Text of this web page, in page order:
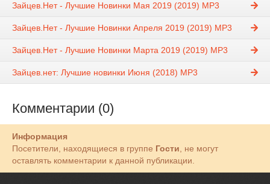
Зайцев.Нет - Лучшие Новинки Мая 2019 (2019) MP3
Зайцев.Нет - Лучшие Новинки Апреля 2019 (2019) MP3
Зайцев.Нет - Лучшие Новинки Марта 2019 (2019) MP3
Зайцев.нет: Лучшие новинки Июня (2018) MP3
Комментарии (0)
Информация
Посетители, находящиеся в группе Гости, не могут
оставлять комментарии к данной публикации.